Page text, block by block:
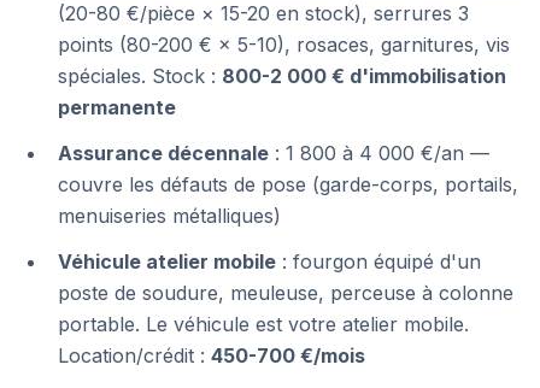
(20-80 €/pièce × 15-20 en stock), serrures 3
points (80-200 € × 5-10), rosaces, garnitures, vis
spéciales. Stock : 800-2 000 € d'immobilisation
permanente
Assurance décennale : 1 800 à 4 000 €/an —
couvre les défauts de pose (garde-corps, portails,
menuiseries métalliques)
Véhicule atelier mobile : fourgon équipé d'un
poste de soudure, meuleuse, perceuse à colonne
portable. Le véhicule est votre atelier mobile.
Location/crédit : 450-700 €/mois